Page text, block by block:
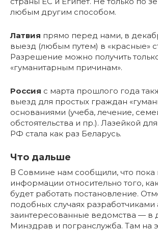
любым другим способом.
Латвия прямо перед нами, в
выезд (любым путем) в «красные»
Разрешение можно получить
«гуманитарным причинам».
Россия с марта прошлого года
выезд для простых граждан
основаниями (учеба, лечение,
обстоятельства и пр.). Лазейкой
РФ стала как раз Беларусь.
Что дальше
В Совмине нам сообщили, что пока
информации относительно того,
будет работать постановление.
подобных случаях разработчиками
заинтересованные ведомства — в
Минздрав и погранслужба. Там на